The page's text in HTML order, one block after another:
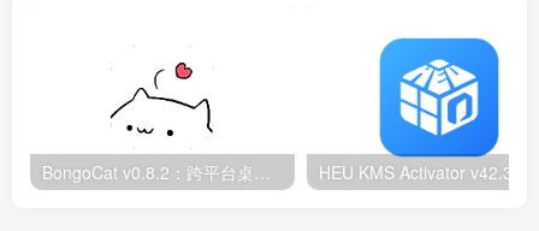
BongoCat v0.8.2：跨平台桌面互动猫咪随加30款皮肤